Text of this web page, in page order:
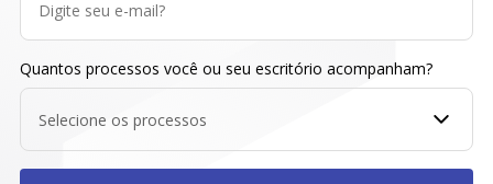
Quantos processos você ou seu escritório acompanham?
Selecione os processos